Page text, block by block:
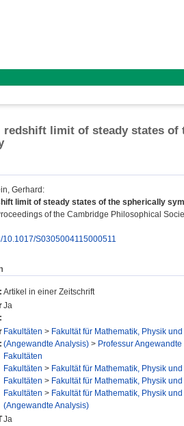
redshift limit of steady states
Gerhard :
limit of steady states of the spherically
of the Cambridge Philosophical
10.1017/S0305004115000511
Artikel in einer Zeitschrift
Ja
Fakultäten > Fakultät für Mathematik, Physik
(Angewandte Analysis) > Professur
Fakultäten
Fakultäten > Fakultät für Mathematik, Physik
Fakultäten > Fakultät für Mathematik, Physik
Fakultäten > Fakultät für Mathematik, Physik
(Angewandte Analysis)
Ja